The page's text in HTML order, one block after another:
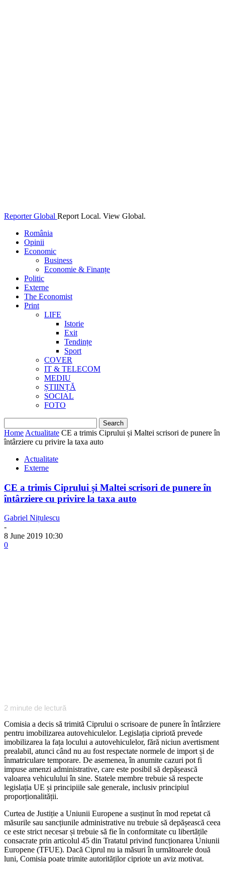
Reporter Global Report Local. View Global.
România
Opinii
Economic
Business
Economie & Finanțe
Politic
Externe
The Economist
Print
LIFE
Istorie
Exit
Tendințe
Sport
COVER
IT & TELECOM
MEDIU
ȘTIINȚĂ
SOCIAL
FOTO
Home Actualitate CE a trimis Ciprului și Maltei scrisori de punere în
întârziere cu privire la taxa auto
Actualitate
Externe
CE a trimis Ciprului și Maltei scrisori de punere în
întârziere cu privire la taxa auto
Gabriel Nițulescu
-
8 June 2019 10:30
0
2 minute de lectură
Comisia a decis să trimită Ciprului o scrisoare de punere în întârziere
pentru imobilizarea autovehiculelor. Legislația cipriotă prevede
imobilizarea la fața locului a autovehiculelor, fără niciun avertisment
prealabil, atunci când nu au fost respectate normele de import și de
înmatriculare temporare. De asemenea, în anumite cazuri pot fi
impuse amenzi administrative, care este posibil să depășească
valoarea vehiculului în sine. Statele membre trebuie să respecte
legislația UE și principiile sale generale, inclusiv principiul
proporționalității.
Curtea de Justiție a Uniunii Europene a susținut în mod repetat că
măsurile sau sancțiunile administrative nu trebuie să depășească ceea
ce este strict necesar și trebuie să fie în conformitate cu libertățile
consacrate prin articolul 45 din Tratatul privind funcționarea Uniunii
Europene (TFUE). Dacă Ciprul nu ia măsuri în următoarele două
luni, Comisia poate trimite autorităților cipriote un aviz motivat.